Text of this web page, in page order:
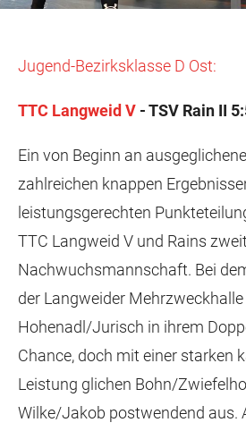
Jugend-Bezirksklasse D Ost:
TTC Langweid V - TSV Rain II
Ein von Beginn an
zahlreichen knappen
leistungsgerechten
TTC Langweid V und Rains
Nachwuchsmannschaft. Bei
der Langweider
Hohenadl/Jurisch in ihrem
Chance, doch mit einer starken
Leistung glichen Bohn/
Wilke/Jakob postwendend aus.